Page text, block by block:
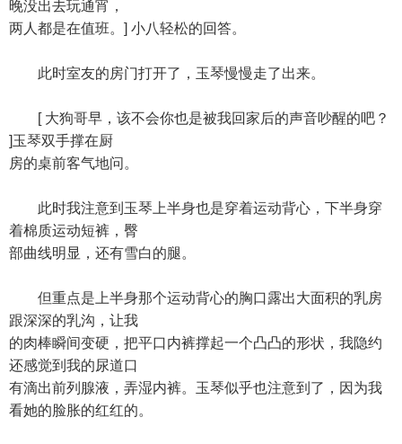
晚没出去玩通宵，
两人都是在值班。] 小八轻松的回答。
此时室友的房门打开了，玉琴慢慢走了出来。
[ 大狗哥早，该不会你也是被我回家后的声音吵醒的吧？
]玉琴双手撑在厨
房的桌前客气地问。
此时我注意到玉琴上半身也是穿着运动背心，下半身穿
着棉质运动短裤，臀
部曲线明显，还有雪白的腿。
但重点是上半身那个运动背心的胸口露出大面积的乳房
跟深深的乳沟，让我
的肉棒瞬间变硬，把平口内裤撑起一个凸凸的形状，我隐约
还感觉到我的尿道口
有滴出前列腺液，弄湿内裤。玉琴似乎也注意到了，因为我
看她的脸胀的红红的。